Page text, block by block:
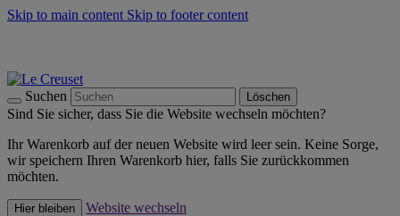
Skip to main content Skip to footer content
Suchen Löschen
Sind Sie sicher, dass Sie die Website wechseln möchten?
Ihr Warenkorb auf der neuen Website wird leer sein. Keine Sorge,
wir speichern Ihren Warenkorb hier, falls Sie zurückkommen
möchten.
Hier bleiben
Website wechseln